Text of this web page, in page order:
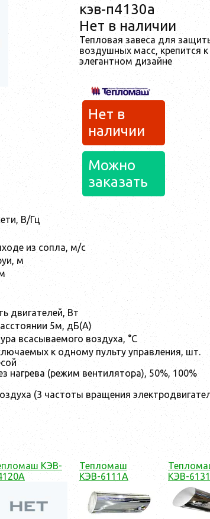
кэв-п4130a
Нет в наличии
Тепловая завеса для
воздушных масс, крепится
элегантном дизайне
Нет в
наличии
Можно
заказать
В/Гц
из сопла, м/с
м
двигателей, Вт
5м, дБ(А)
всасываемого воздуха, °С
к одному пульту управления, шт.
нагрева (режим вентилятора), 50%, 100%
(3 частоты вращения
КЭВ-
Тепломаш
КЭВ-6111A
КЭВ-